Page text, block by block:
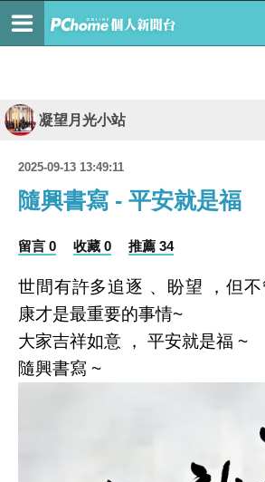
凝望月光小站
2025-09-13 13:49:11
隨興書寫 - 平安就是福
留言 0 收藏 0 推薦 34
世間有許多追逐 、盼望 ，但
康才是最重要的事情~
大家吉祥如意 ， 平安就是福 ~
隨興書寫 ~